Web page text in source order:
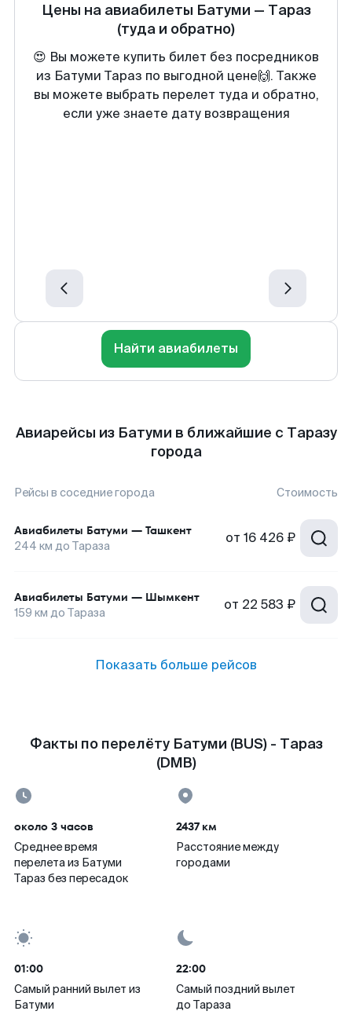
Цены на авиабилеты Батуми — Тараз
(туда и обратно)
😍 Вы можете купить билет без посредников
из Батуми Тараз по выгодной цене🙌. Также
вы можете выбрать перелет туда и обратно,
если уже знаете дату возвращения
Найти авиабилеты
Авиарейсы из Батуми в ближайшие с Таразу
города
Рейсы в соседние города Стоимость
Авиабилеты Батуми — Ташкент
244 км до Тараза от 16 426 ₽
Авиабилеты Батуми — Шымкент
159 км до Тараза от 22 583 ₽
Показать больше рейсов
Факты по перелёту Батуми (BUS) - Тараз
(DMB)
около 3 часов
Среднее время
перелета из Батуми
Тараз без пересадок
2437 км
Расстояние между
городами
01:00
Самый ранний вылет из
Батуми
22:00
Самый поздний вылет
до Тараза